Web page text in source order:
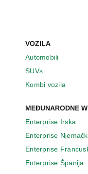
VOZILA
Automobili
SUVs
Kombi vozila
MEĐUNARODNE
Enterprise Irska
Enterprise
Enterprise
Enterprise Španija